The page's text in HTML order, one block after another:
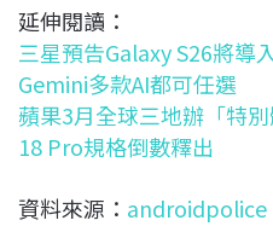
延伸閱讀：
三星預告Galaxy S26將導
Gemini多款AI都可任選
蘋果3月全球三地辦「特
18 Pro規格倒數釋出
資料來源： androidpolice